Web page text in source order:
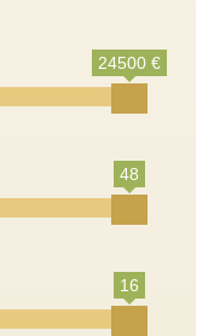
24500 €
48
16